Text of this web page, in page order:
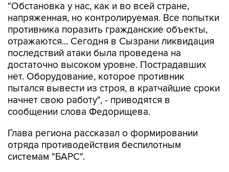
"Обстановка у нас, как и во всей стране,
напряженная, но контролируемая. Все попытки
противника поразить гражданские объекты,
отражаются... Сегодня в Сызрани ликвидация
последствий атаки была проведена на
достаточно высоком уровне. Пострадавших
нет. Оборудование, которое противник
пытался вывести из строя, в кратчайшие сроки
начнет свою работу", - приводятся в
сообщении слова Федорищева.
Глава региона рассказал о формировании
отряда противодействия беспилотным
системам "БАРС".